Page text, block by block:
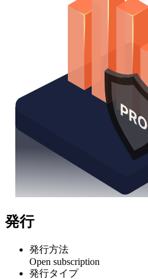
発行
発行方法
Open subscription
発行タイプ